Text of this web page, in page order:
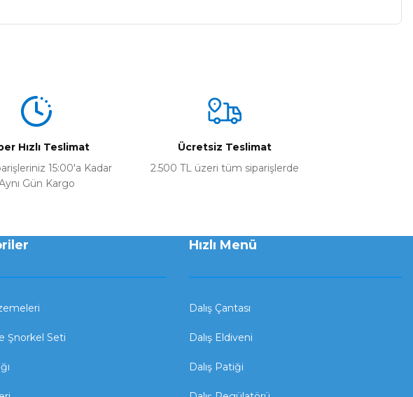
Hızlı Teslimat
15:00'a Kadar
Gün Kargo
Ücretsiz Teslimat
2.500 TL üzeri tüm siparişlerde
Şnorkel Seti
Hızlı Menü
Dalış Çantası
Dalış Eldiveni
Dalış Patiği